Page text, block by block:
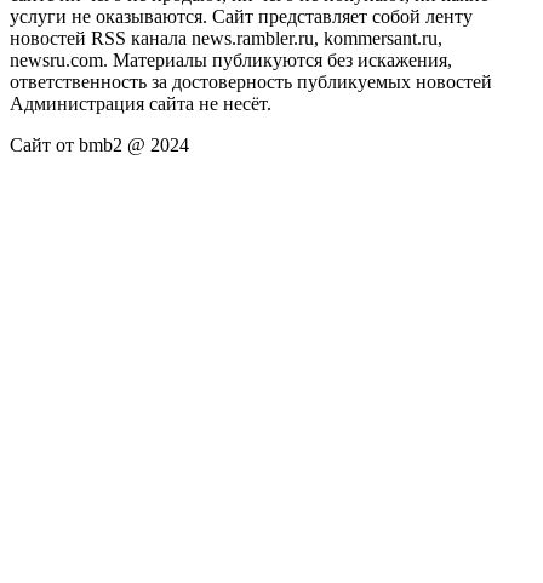
услуги не оказываются. Сайт представляет собой ленту
новостей RSS канала news.rambler.ru, kommersant.ru,
newsru.com. Материалы публикуются без искажения,
ответственность за достоверность публикуемых новостей
Администрация сайта не несёт.
Сайт от bmb2 @ 2024